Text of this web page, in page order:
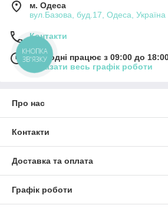
м. Одеса
вул.Базова, буд.17, Одеса, Україна
Контакти
Сьогодні працює з 09:00 до
Показати весь графік роботи
Про нас
Контакти
Доставка та оплата
Графік роботи
КНОПКА
ЗВ'ЯЗКУ